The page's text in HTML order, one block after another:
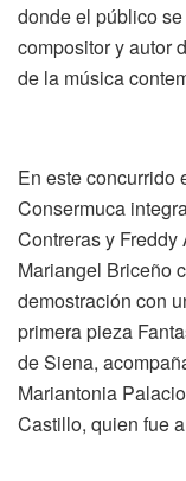
donde el público
compositor y autor
de la música
En este concurrido
Consermuca
Contreras y
Mariangel Briceño
demostración con
primera pieza
de Siena,
Mariantonia
Castillo, quien fue